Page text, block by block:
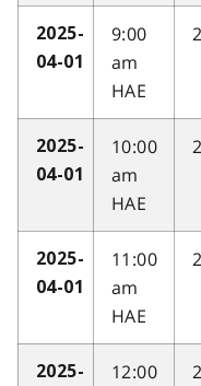
2025-
04-01
9:00
am
HAE
2
2025-
04-01
10:00
am
HAE
2
2025-
04-01
11:00
am
HAE
2
2025-
12:00
2